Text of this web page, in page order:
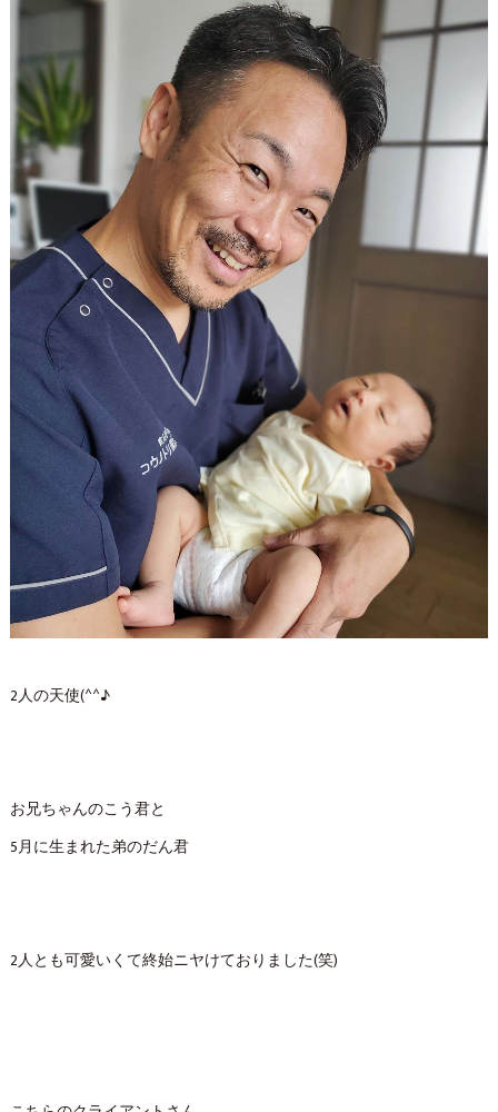
2人の天使(^^♪
お兄ちゃんのこう君と
5月に生まれた弟のだん君
2人とも可愛いくて終始ニヤけておりました(笑)